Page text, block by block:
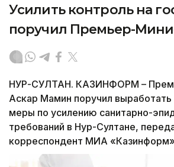
Усилить контроль на
поручил Премьер-
НУР-СУЛТАН. КАЗИНФОРМ –
Аскар Мамин поручил
меры по усилению санитарно-
требований в Нур-Султане,
корреспондент МИА